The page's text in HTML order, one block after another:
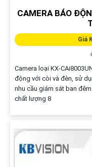
CAMERA BÁO
Giá
Camera loại KX-
động với còi và đèn, sử
nhu cầu giám sát ban
chất lượng 8